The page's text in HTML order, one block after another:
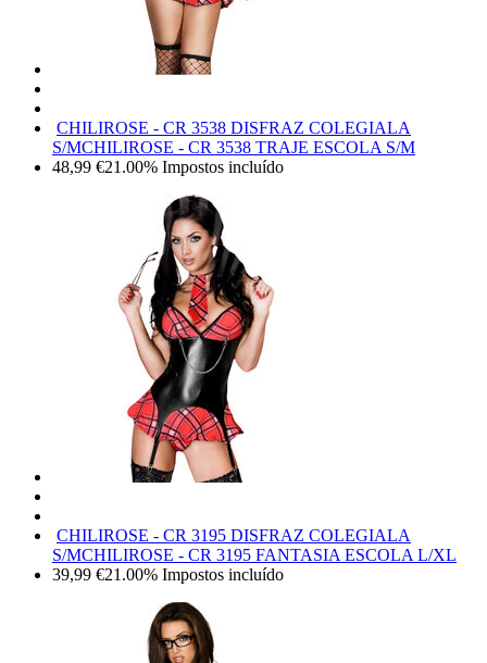
CHILIROSE - CR 3538 DISFRAZ COLEGIALA
S/MCHILIROSE - CR 3538 TRAJE ESCOLA S/M
48,99 €21.00% Impostos incluído
CHILIROSE - CR 3195 DISFRAZ COLEGIALA
S/MCHILIROSE - CR 3195 FANTASIA ESCOLA L/XL
39,99 €21.00% Impostos incluído